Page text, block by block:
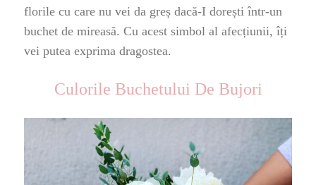
florile cu care nu vei da greș dacă-I dorești într-un
buchet de mireasă. Cu acest simbol al afecțiunii, îți
vei putea exprima dragostea.
Culorile Buchetului De Bujori